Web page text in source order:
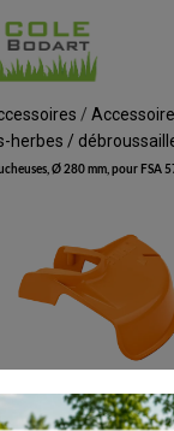
/
herbes /
Ø 280 mm, pour FSA
voir en taille réelle